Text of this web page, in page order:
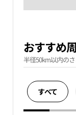
おすすめ
半径50km以内の
すべて